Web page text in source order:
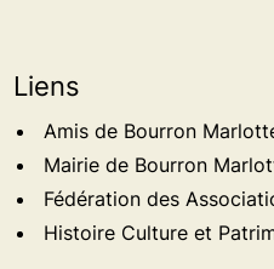
Liens
Amis de Bourron
Mairie de Bourron
Fédération des
Histoire Culture et